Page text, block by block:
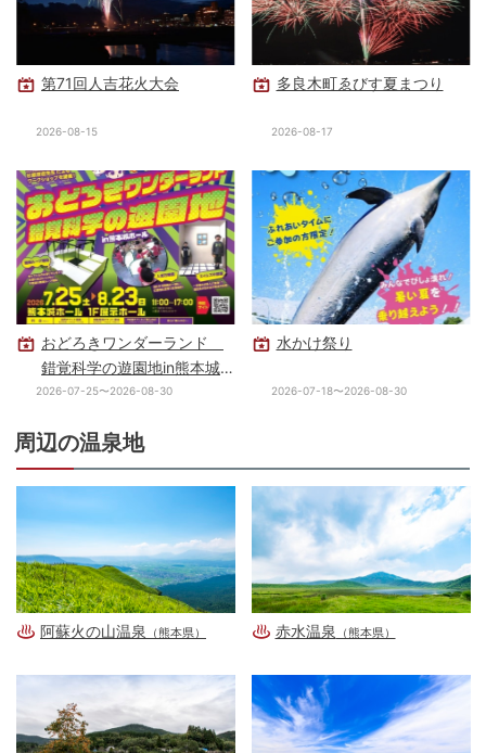
第71回人吉花火大会
2026-08-15
多良木町ゑびす夏まつり
2026-08-17
おどろきワンダーランド
錯覚科学の遊園地in熊本城
ホール
2026-07-25〜2026-08-30
水かけ祭り
2026-07-18〜2026-08-30
周辺の温泉地
阿蘇火の山温泉 （熊本県） 赤水温泉 （熊本県）